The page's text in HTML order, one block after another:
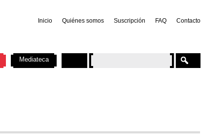
Inicio Quiénes somos Suscripción FAQ Contacto
Mediateca